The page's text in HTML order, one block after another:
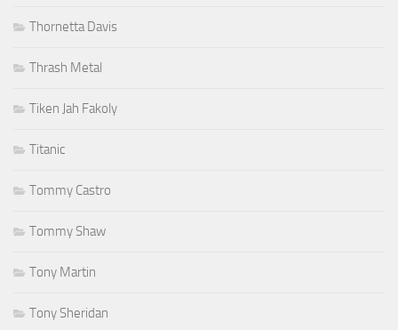
Thornetta Davis
Thrash Metal
Tiken Jah Fakoly
Titanic
Tommy Castro
Tommy Shaw
Tony Martin
Tony Sheridan